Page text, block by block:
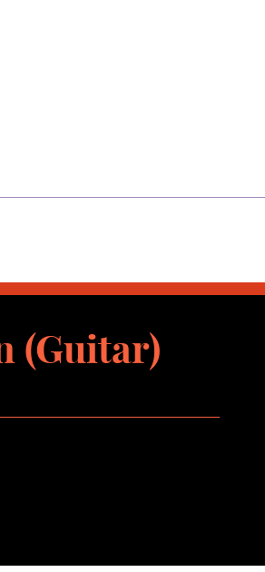
(Guitar)